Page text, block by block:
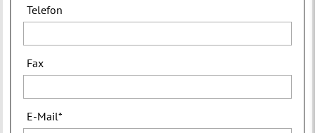
Telefon
Fax
E-Mail*